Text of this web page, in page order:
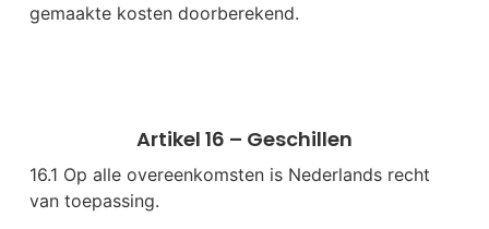
gemaakte kosten doorberekend.
Artikel 16 – Geschillen
16.1 Op alle overeenkomsten is Nederlands recht
van toepassing.